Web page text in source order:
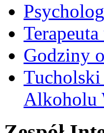
Psycholog
Godziny
Tucholski
Alkoholu